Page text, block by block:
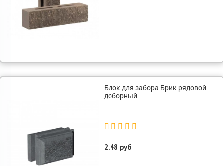
Блок для забора Брик рядовой
доборный
2.48 руб